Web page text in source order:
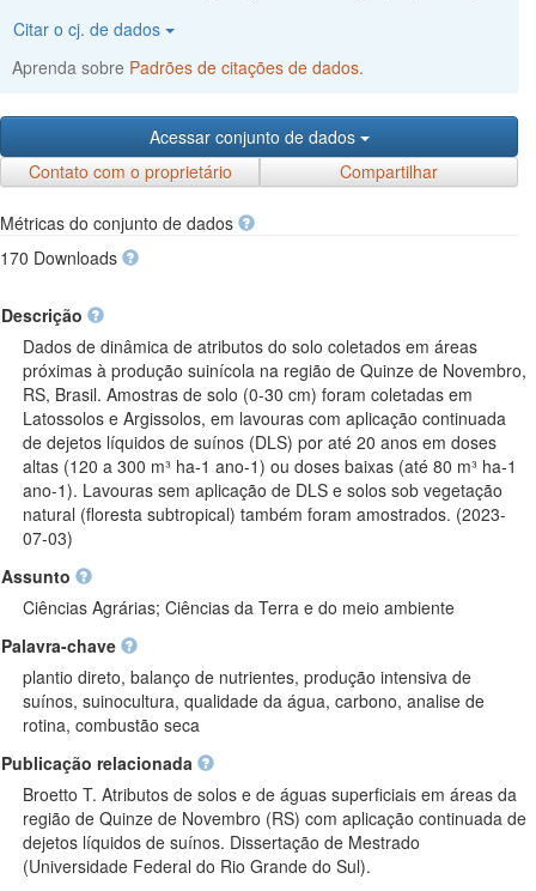
Citar o cj. de dados
Aprenda sobre Padrões de citações de dados.
Acessar conjunto de dados
Contato com o proprietário
Compartilhar
Métricas do conjunto de dados
170 Downloads
Descrição
Dados de dinâmica de atributos do solo coletados em áreas
próximas à produção suinícola na região de Quinze de Novembro,
RS, Brasil. Amostras de solo (0-30 cm) foram coletadas em
Latossolos e Argissolos, em lavouras com aplicação continuada
de dejetos líquidos de suínos (DLS) por até 20 anos em doses
altas (120 a 300 m³ ha-1 ano-1) ou doses baixas (até 80 m³ ha-1
ano-1). Lavouras sem aplicação de DLS e solos sob vegetação
natural (floresta subtropical) também foram amostrados. (2023-
07-03)
Assunto
Ciências Agrárias; Ciências da Terra e do meio ambiente
Palavra-chave
plantio direto, balanço de nutrientes, produção intensiva de
suínos, suinocultura, qualidade da água, carbono, analise de
rotina, combustão seca
Publicação relacionada
Broetto T. Atributos de solos e de águas superficiais em áreas da
região de Quinze de Novembro (RS) com aplicação continuada de
dejetos líquidos de suínos. Dissertação de Mestrado
(Universidade Federal do Rio Grande do Sul).